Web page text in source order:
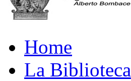
Home
La Biblioteca